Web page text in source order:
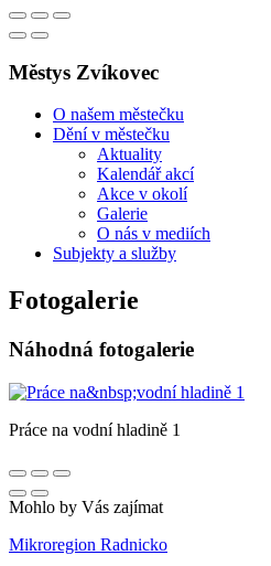
Městys Zvíkovec
O našem městečku
Dění v městečku
Aktuality
Kalendář akcí
Akce v okolí
Galerie
O nás v mediích
Subjekty a služby
Fotogalerie
Náhodná fotogalerie
Práce na vodní hladině 1
Mohlo by Vás zajímat
Mikroregion Radnicko